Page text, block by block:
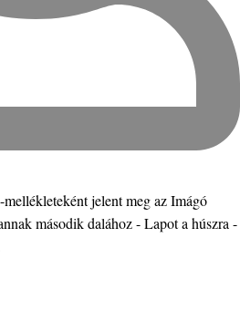
jelent meg az Imágó
második dalához - Lapot a húszra -